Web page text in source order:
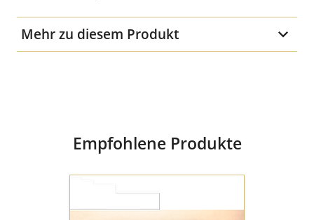
Mehr zu diesem Produkt
Empfohlene Produkte